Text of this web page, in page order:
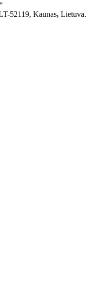
52119, Kaunas, Lietuva.